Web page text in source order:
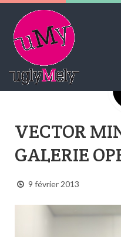
AIRTRAINERPEDIA
STREET ART
CONTACT
Google+
VECTOR
GALERIE
9 février 2013